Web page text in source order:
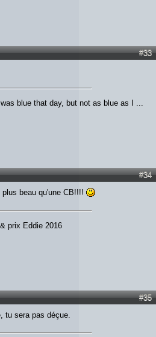
#33
blue that day, but not as blue as I ...
#34
beau qu'une CB!!!!
prix Eddie 2016
#35
tu sera pas déçue.